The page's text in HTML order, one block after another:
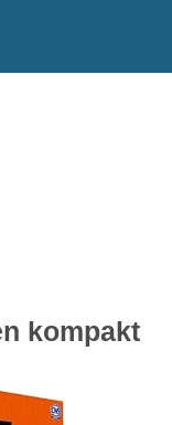
kompakt